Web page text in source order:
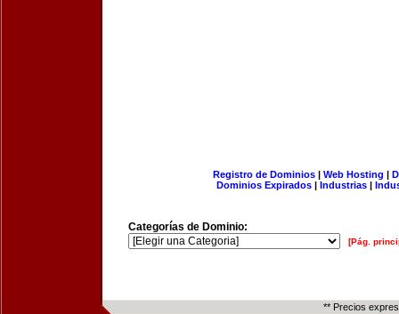
Registro de Dominios| Web Hosting |
Dominios Expirados | Industrias |
Categorías de Dominio:
[Pág.
** Precios